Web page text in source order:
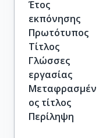
Έτος
εκπόνησης
Πρωτότυπος
Τίτλος
Γλώσσες
εργασίας
Μεταφρασμέν
ος τίτλος
Περίληψη